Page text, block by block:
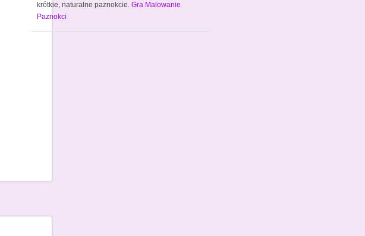
krótkie, naturalne paznokcie. Gra Malowanie
Paznokci